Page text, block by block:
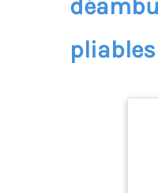
pliables